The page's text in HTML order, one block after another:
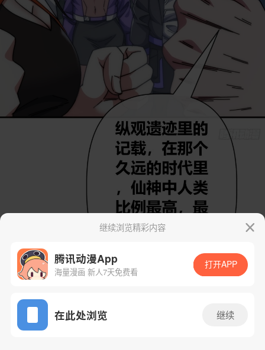
App免费看
继续浏览精彩内容
腾讯动漫App
海量漫画 新人7天免费看
打开APP
在此处浏览 继续